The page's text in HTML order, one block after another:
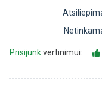
Prisijunkvertinimui: